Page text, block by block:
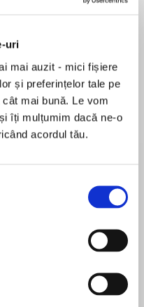
uri
mai auzit - mici fișiere
și preferințelor tale pe
mai bună. Le vom
îți mulțumim dacă ne-o
acordul tău.
de
noastre, Willa
doliu, boală și lipsa
– crize personale